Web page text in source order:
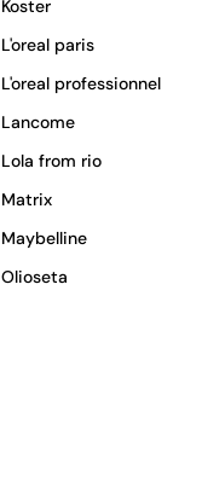
Koster
L'oreal paris
L'oreal professionnel
Lancome
Lola from rio
Matrix
Maybelline
Olioseta